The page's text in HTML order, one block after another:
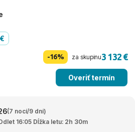
-16% za skupinu3 132 €
Overiť termín
(7 nocí/9 dní)
16:05 Dĺžka letu: 2h 30m